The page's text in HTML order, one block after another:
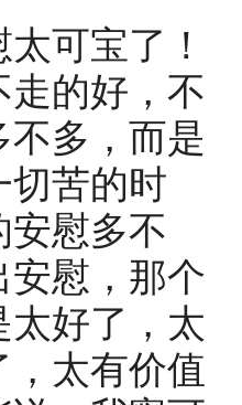
可宝了！
的好，不
多，而是
切苦的时
慰多不
安慰，那个
好了，太
太有价值